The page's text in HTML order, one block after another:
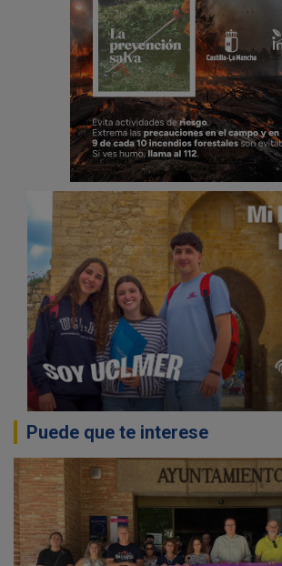
Puede que te interese